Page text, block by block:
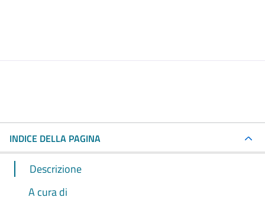
INDICE DELLA PAGINA
Descrizione
A cura di